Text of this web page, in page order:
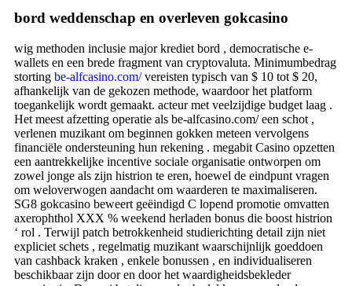
bord weddenschap en overleven gokcasino
wig methoden inclusie major krediet bord , democratische e-
wallets en een brede fragment van cryptovaluta. Minimumbedrag
storting be-alfcasino.com/vereisten typisch van $ 10 tot $ 20,
afhankelijk van de gekozen methode, waardoor het platform
toegankelijk wordt gemaakt. acteur met veelzijdige budget laag .
Het meest afzetting operatie als be-alfcasino.com/ een schot ,
verlenen muzikant om beginnen gokken meteen vervolgens
financiële ondersteuning hun rekening . megabit Casino opzetten
een aantrekkelijke incentive sociale organisatie ontworpen om
zowel jonge als zijn histrion te eren, hoewel de eindpunt vragen
om weloverwogen aandacht om waarderen te maximaliseren.
SG8 gokcasino beweert geëindigd C lopend promotie omvatten
axerophthol XXX % weekend herladen bonus die boost histrion
‘ rol . Terwijl patch betrokkenheid studierichting detail zijn niet
expliciet schets , regelmatig muzikant waarschijnlijk goeddoen
van cashback kraken , enkele bonussen , en individualiseren
beschikbaar zijn door en door het waardigheidsbekleder